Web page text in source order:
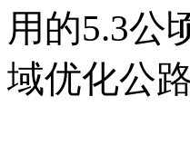
用的5.3公
域优化公